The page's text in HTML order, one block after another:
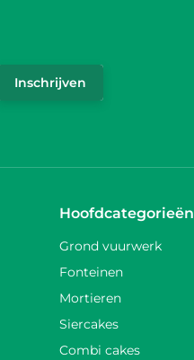
Inschrijven
Hoofdcategorieën
Grond vuurwerk
Fonteinen
Mortieren
Siercakes
Combi cakes